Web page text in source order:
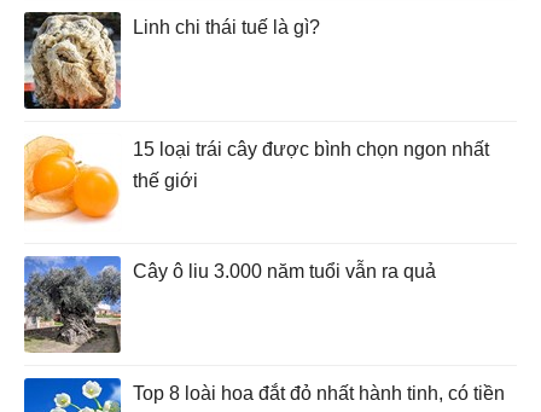
Linh chi thái tuế là gì?
15 loại trái cây được bình chọn ngon nhất
thế giới
Cây ô liu 3.000 năm tuổi vẫn ra quả
Top 8 loài hoa đắt đỏ nhất hành tinh, có tiền